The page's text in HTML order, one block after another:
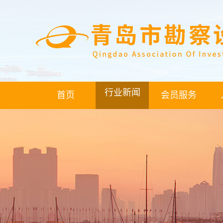
首页 行业新闻 会员服务